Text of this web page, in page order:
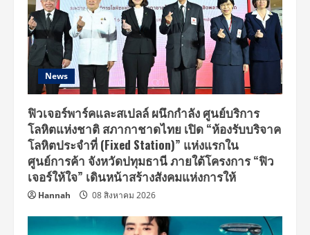
News
ฟิวเจอร์พาร์คและสเปลล์ ผนึกกำลัง ศูนย์บริการ
โลหิตแห่งชาติ สภากาชาดไทย เปิด “ห้องรับบริจาค
โลหิตประจำที่ (Fixed Station)” แห่งแรกใน
ศูนย์การค้า จังหวัดปทุมธานี ภายใต้โครงการ “ฟิว
เจอร์ให้ใจ” เดินหน้าสร้างสังคมแห่งการให้
Hannah 08 สิงหาคม 2026